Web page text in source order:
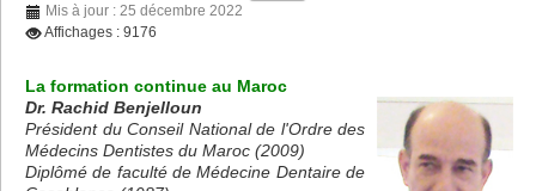
Mis à jour : 25 décembre 2022
Affichages : 9176
La formation continue au Maroc
Dr. Rachid Benjelloun
Président du Conseil National de l'Ordre des
Médecins Dentistes du Maroc (2009)
Diplômé de faculté de Médecine Dentaire de